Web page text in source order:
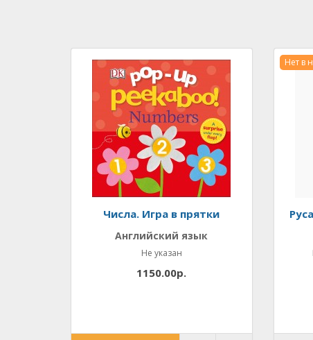
Числа. Игра в прятки
Английский язык
Не указан
1150.00р.
Нет в